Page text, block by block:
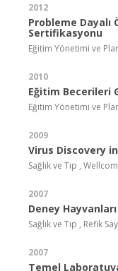
2012
Probleme Dayalı
Sertifikasyonu
Eğitim Yönetimi ve
2010
Eğitim Becerileri
Eğitim Yönetimi ve
2009
Virus Discovery
Sağlık ve Tıp ,
2007
Deney
Sağlık ve Tıp , Refik
2007
Temel